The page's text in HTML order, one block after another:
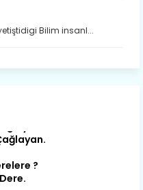
Bilim insanl...
?